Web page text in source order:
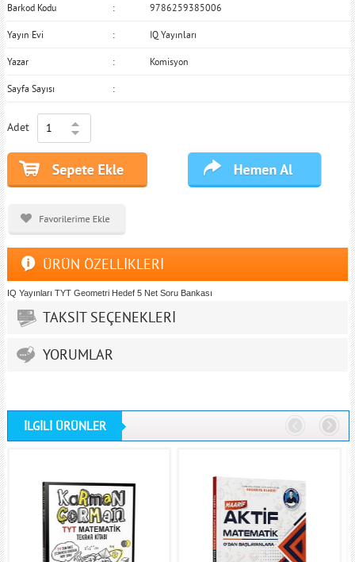
Barkod Kodu 9786259385006
Yayın Evi IQ Yayınları
Yazar Komisyon
Sayfa Sayısı
Adet
ÜRÜN ÖZELLİKLERİ
IQ Yayınları TYT Geometri Hedef 5 Net Soru Bankası
TAKSİT SEÇENEKLERİ
YORUMLAR
İLGİLİ ÜRÜNLER